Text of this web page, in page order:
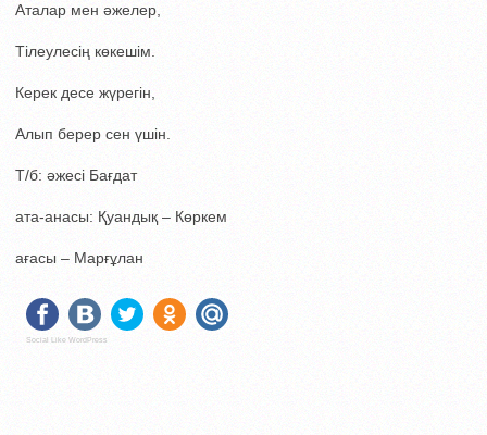
Аталар мен әжелер,
Тілеулесің көкешім.
Керек десе жүрегін,
Алып берер сен үшін.
Т/б: әжесі Бағдат
ата-анасы: Қуандық – Көркем
ағасы – Марғұлан
Social Like WordPress